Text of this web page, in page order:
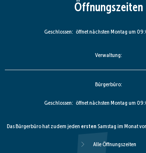
Öffnungszeiten
Klicken, um weitere Öffnungs- oder
Geschlossen: öffnet nächsten Montag um
Verwaltung:
Bürgerbüro:
Klicken, um weitere Öffnungs- oder
Geschlossen: öffnet nächsten Montag um
Das Bürgerbüro hat zudem jeden ersten Samstag im Monat
Alle Öffnungszeiten